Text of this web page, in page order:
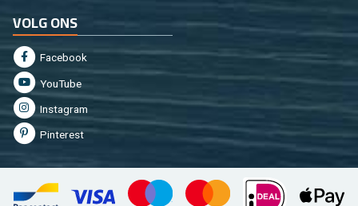
VOLG ONS
Fa­cebook
You­Tu­be
In­st­agram
Pin­te­rest